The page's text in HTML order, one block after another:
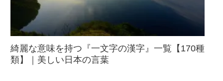
綺麗な意味を持つ『一文字の漢字』一覧【170種
類】｜美しい日本の言葉